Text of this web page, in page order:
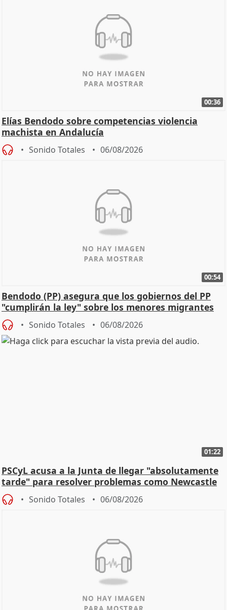
00:36
Elías Bendodo sobre competencias violencia
machista en Andalucía
Sonido Totales 06/08/2026
00:54
Bendodo (PP) asegura que los gobiernos del PP
"cumplirán la ley" sobre los menores migrantes
Sonido Totales 06/08/2026
01:22
PSCyL acusa a la Junta de llegar "absolutamente
tarde" para resolver problemas como Newcastle
Sonido Totales 06/08/2026